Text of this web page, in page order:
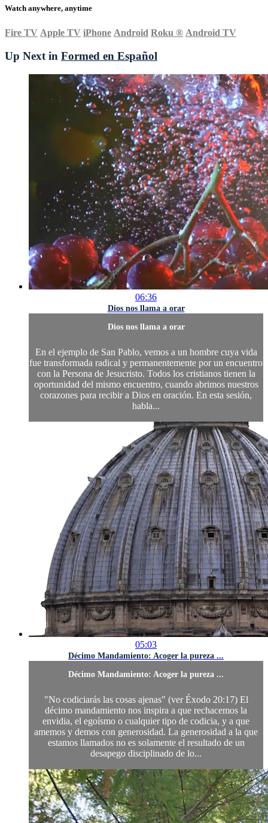
Watch anywhere, anytime
Fire TV Apple TV iPhone Android Roku ® Android TV
Up Next in Formed en Español
06:36
Dios nos llama a orar
Dios nos llama a orar
En el ejemplo de San Pablo, vemos a un hombre cuya vida
fue transformada radical y permanentemente por un encuentro
con la Persona de Jesucristo. Todos los cristianos tienen la
oportunidad del mismo encuentro, cuando abrimos nuestros
corazones para recibir a Dios en oración. En esta sesión,
habla...
05:03
Décimo Mandamiento: Acoger la pureza ...
Décimo Mandamiento: Acoger la pureza ...
"No codiciarás las cosas ajenas" (ver Éxodo 20:17) El
décimo mandamiento nos inspira a que rechacemos la
envidia, el egoísmo o cualquier tipo de codicia, y a que
amemos y demos con generosidad. La generosidad a la que
estamos llamados no es solamente el resultado de un
desapego disciplinado de lo...